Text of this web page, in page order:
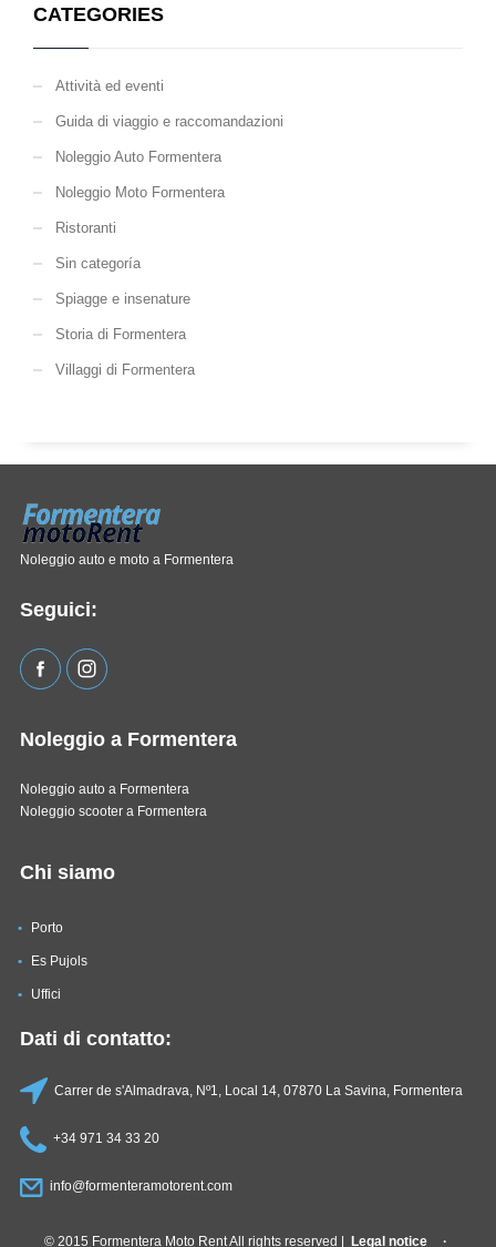
CATEGORIES
Attività ed eventi
Guida di viaggio e raccomandazioni
Noleggio Auto Formentera
Noleggio Moto Formentera
Ristoranti
Sin categoría
Spiagge e insenature
Storia di Formentera
Villaggi di Formentera
Noleggio auto e moto a Formentera
Seguici:
Noleggio a Formentera
Noleggio auto a Formentera
Noleggio scooter a Formentera
Chi siamo
Porto
Es Pujols
Uffici
Dati di contatto:
Carrer de s'Almadrava, Nº1, Local 14, 07870 La Savina, Formentera
+34 971 34 33 20
info@formenteramotorent.com
© 2015 Formentera Moto Rent All rights reserved | Legal notice